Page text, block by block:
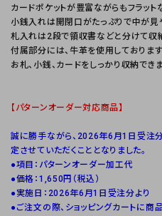
カードポケットが豊富ながらもフラット
小銭入れは開閉口がたっぷりで中が見
札入れは2段で領収書などと分けて収納
付属部分には、牛革を使用しております
お札、小銭、カードをしっかり収納できま
【パターンオーダー対応商品】
誠に勝手ながら、2026年6月1日受注分
定させていただくこととなりました。
●項目：パターンオーダー加工代
●価格：1,650円（税込）
●実施日：2026年6月1日受注分より
●ご注文の際、ショッピングカートに